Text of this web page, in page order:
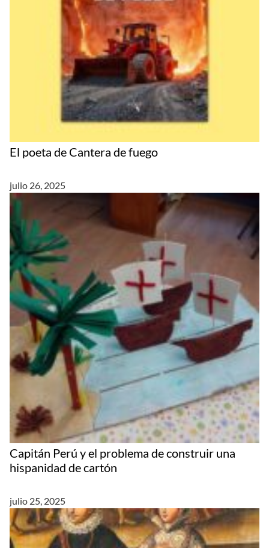
El poeta de Cantera de fuego
julio 26, 2025
Capitán Perú y el problema de construir una
hispanidad de cartón
julio 25, 2025